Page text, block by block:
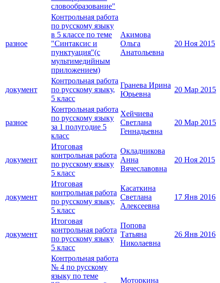
словообразование"
разное
Контрольная работа
по русскому языку
в 5 классе по теме
"Синтаксис и
пунктуация"(с
мультимедийным
приложением)
Акимова
Ольга
Анатольевна
20 Ноя 2015
документ
Контрольная работа
по русскому языку,
5 класс
Гранева Ирина
Юрьевна
20 Мар 2015
разное
Контрольная работа
по русскому языку
за 1 полугодие 5
класс
Хейчиева
Светлана
Геннадьевна
20 Мар 2015
документ
Итоговая
контрольная работа
по русскому языку
5 класс
Окладникова
Анна
Вячеславовна
20 Ноя 2015
документ
Итоговая
контрольная работа
по русскому языку,
5 класс
Касаткина
Светлана
Алексеевна
17 Янв 2016
документ
Итоговая
контрольная работа
по русскому языку
5 класс
Попова
Татьяна
Николаевна
26 Янв 2016
Контрольная работа
№ 4 по русскому
языку по теме
Моторкина